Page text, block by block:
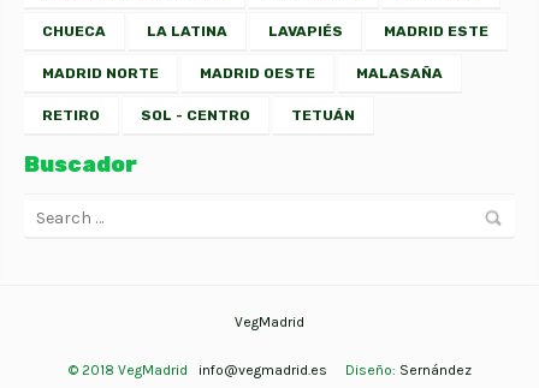
CHUECA LA LATINA LAVAPIÉS MADRID ESTE
MADRID NORTE MADRID OESTE MALASAÑA
RETIRO SOL - CENTRO TETUÁN
Buscador
VegMadrid
© 2018 VegMadrid info@vegmadrid.es Diseño: Sernández